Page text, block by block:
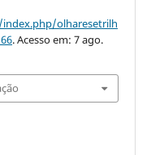
olharesetrilh
. Acesso em: 7 ago.